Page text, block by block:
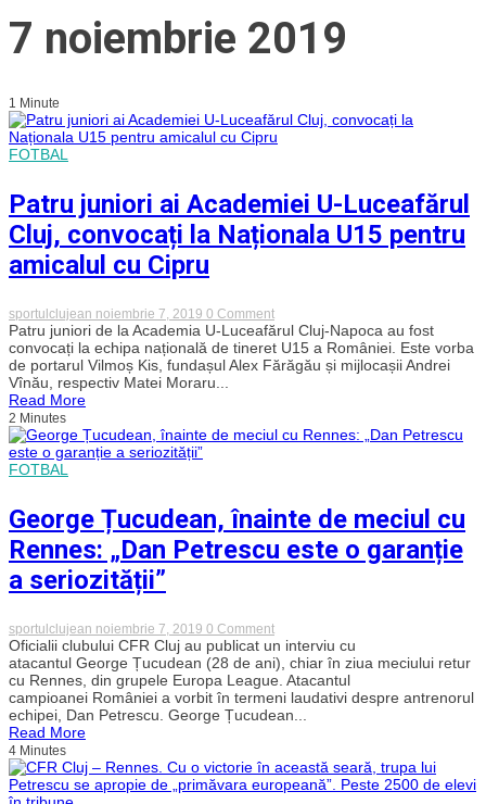
7 noiembrie 2019
1 Minute
FOTBAL
Patru juniori ai Academiei U-Luceafărul
Cluj, convocați la Naționala U15 pentru
amicalul cu Cipru
sportulclujean noiembrie 7, 2019 0 Commenton
Patru
juniori
ai
Academiei
convocați
amicalul
cu
Patru juniori de la Academia U-Luceafărul Cluj-Napoca au fost
convocați la echipa națională de tineret U15 a României. Este vorba
de portarul Vilmoș Kis, fundașul Alex Fărăgău și mijlocașii Andrei
Vînău, respectiv Matei Moraru...
Read More
2 Minutes
FOTBAL
George Țucudean, înainte de meciul cu
Rennes: „Dan Petrescu este o garanție
a seriozității”
sportulclujean noiembrie 7, 2019 0 Commenton
George
Țucudean,
înainte
de
meciul
cu
Petrescu
este
o
Oficialii clubului CFR Cluj au publicat un interviu cu
atacantul George Țucudean (28 de ani), chiar în ziua meciului retur
cu Rennes, din grupele Europa League. Atacantul
campioanei României a vorbit în termeni laudativi despre antrenorul
echipei, Dan Petrescu. George Țucudean...
Read More
4 Minutes